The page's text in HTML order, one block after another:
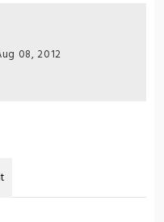
08, 2012